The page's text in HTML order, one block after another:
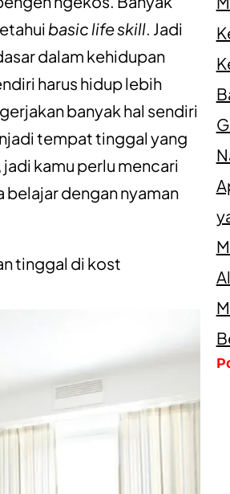
basic life skill. Jadi
dalam kehidupan
harus hidup lebih
banyak hal sendiri
tempat tinggal yang
kamu perlu mencari
belajar dengan nyaman
tinggal di kost